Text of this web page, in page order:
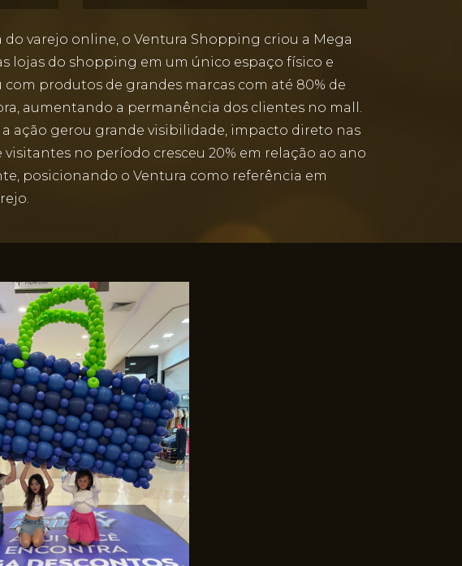
varejo online, o Ventura Shopping criou a Mega
lojas do shopping em um único espaço físico e
produtos de grandes marcas com até 80% de
aumentando a permanência dos clientes no mall.
ação gerou grande visibilidade, impacto direto nas
no período cresceu 20% em relação ao ano
posicionando o Ventura como referência em